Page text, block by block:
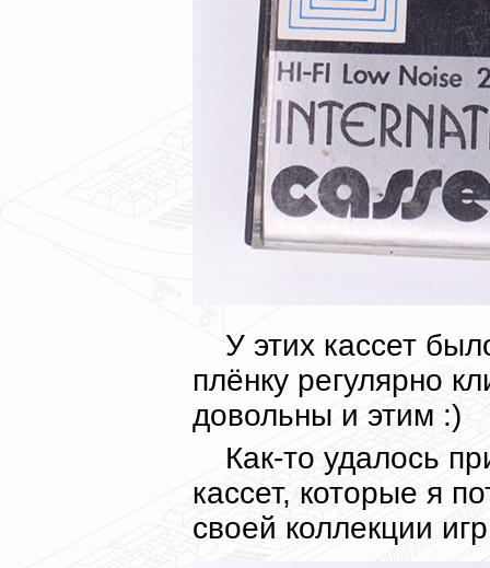
У этих кассет
плёнку регулярно
довольны и этим :)
Как-то удалось
кассет, которые я
своей коллекции